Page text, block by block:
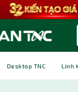
Desktop TNC Linh